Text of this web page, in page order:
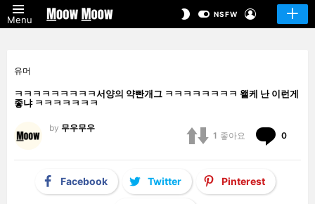
Menu
SWITCHNSFW
유머
ㅋㅋㅋㅋㅋㅋㅋㅋㅋ서양의 약빤개그 ㅋㅋㅋㅋㅋㅋㅋㅋ 왤케 난 이런게
좋냐 ㅋㅋㅋㅋㅋㅋㅋ
by 무우무우
1 좋아요 0
Facebook Twitter Pinterest